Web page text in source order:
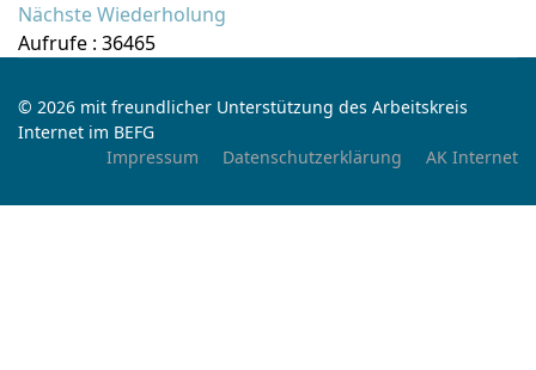
Nächste Wiederholung
Aufrufe : 36465
© 2026 mit freundlicher Unterstützung des Arbeitskreis
Internet im BEFG
Impressum
Datenschutzerklärung AK Internet